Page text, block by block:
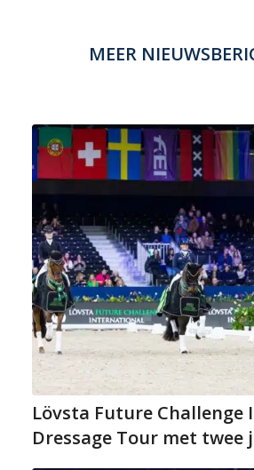
MEER
Lövsta Future
Dressage Tour met twee